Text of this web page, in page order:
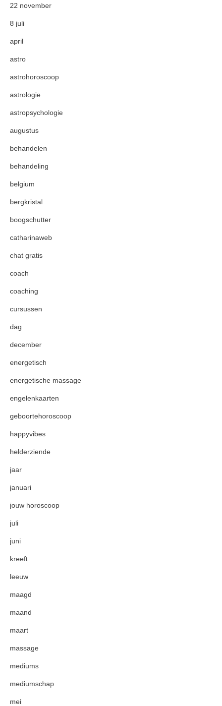
22 november
8 juli
april
astro
astrohoroscoop
astrologie
astropsychologie
augustus
behandelen
behandeling
belgium
bergkristal
boogschutter
catharinaweb
chat gratis
coach
coaching
cursussen
dag
december
energetisch
energetische massage
engelenkaarten
geboortehoroscoop
happyvibes
helderziende
jaar
januari
jouw horoscoop
juli
juni
kreeft
leeuw
maagd
maand
maart
massage
mediums
mediumschap
mei